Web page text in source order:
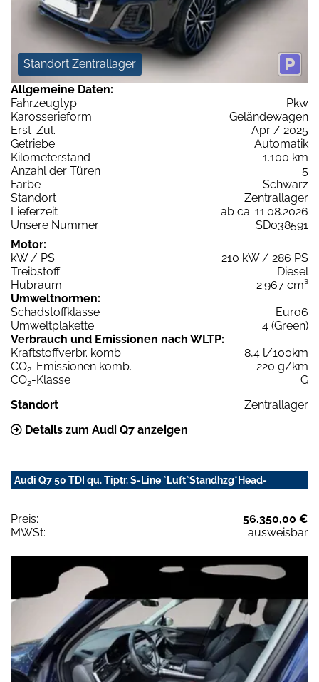
Standort Zentrallager
Allgemeine Daten:
Fahrzeugtyp
Pkw
Karosserieform
Geländewagen
Erst-Zul.
Apr / 2025
Getriebe
Automatik
Kilometerstand
1.100 km
Anzahl der Türen
5
Farbe
Schwarz
Standort
Zentrallager
Lieferzeit
ab ca. 11.08.2026
Unsere Nummer
SD038591
Motor:
kW / PS
210 kW / 286 PS
Treibstoff
Diesel
Hubraum
2.967 cm³
Umweltnormen:
Schadstoffklasse
Euro6
Umweltplakette
4 (Green)
Verbrauch und Emissionen nach WLTP:
Kraftstoffverbr. komb.
8,4 l/100km
CO2-Emissionen komb.
220 g/km
CO2-Klasse
G
Standort
Zentrallager
Details zum Audi Q7 anzeigen
Audi Q7 50 TDI qu. Tiptr. S-Line *Luft*Standhzg*Head-
Preis:
56.350,00 €
MWSt:
ausweisbar